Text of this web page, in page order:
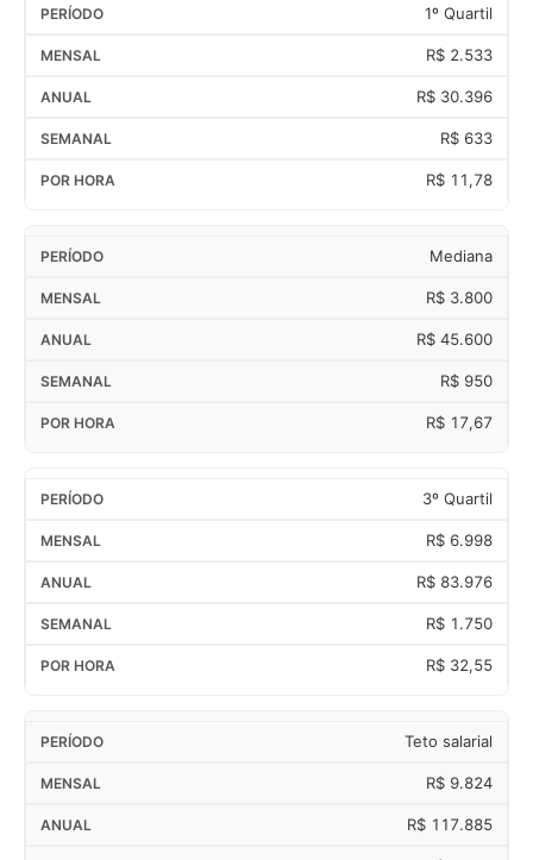
1º Quartil
R$ 2.533
R$ 30.396
R$ 633
R$ 11,78
Mediana
R$ 3.800
R$ 45.600
R$ 950
R$ 17,67
3º Quartil
R$ 6.998
R$ 83.976
R$ 1.750
R$ 32,55
Teto salarial
R$ 9.824
R$ 117.885